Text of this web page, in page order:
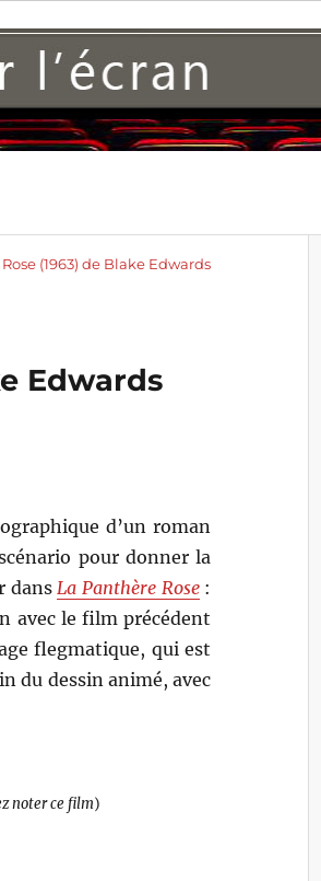
(1963) de Blake Edwards
Edwards
d’un roman
pour donner la
dans La Panthère Rose:
avec le film précédent
flegmatique, qui est
du dessin animé, avec
noter ce film)